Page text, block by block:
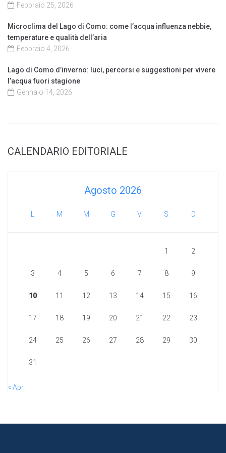
Febbraio 25, 2026
Microclima del Lago di Como: come l’acqua influenza nebbie,
temperature e qualità dell’aria
Febbraio 4, 2026
Lago di Como d’inverno: luci, percorsi e suggestioni per vivere
l’acqua fuori stagione
Gennaio 14, 2026
CALENDARIO EDITORIALE
Agosto 2026
M M G V S D
1 2
3 4 5 6 7 8 9
10 11 12 13 14 15 16
17 18 19 20 21 22 23
24 25 26 27 28 29 30
31
« Apr